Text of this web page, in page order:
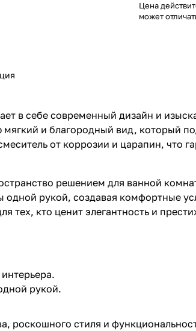
Цена
может
в себе современный дизайн и
и благородный вид, который
от коррозии и царапин, что
решением для ванной
одной рукой, создавая комфортные
тех, кто ценит элегантность и
рукой.
роскошного стиля и